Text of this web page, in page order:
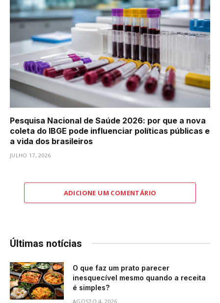
Pesquisa Nacional de Saúde 2026: por que a nova
coleta do IBGE pode influenciar políticas públicas e
a vida dos brasileiros
JULHO 17, 2026
ADICIONE UM COMENTÁRIO
Últimas notícias
O que faz um prato parecer
inesquecível mesmo quando a receita
é simples?
AGOSTO 4, 2026